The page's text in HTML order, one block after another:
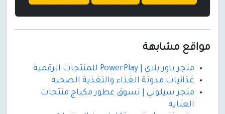
مواقع مشابهة
متجر باور بلاي | PowerPlay للمنتجات الرقمية
غذائيات:مدونة الغذاء والتغذية الصحية
متجر سيلوني | تسوق عطور مكياج منتجات
العناية